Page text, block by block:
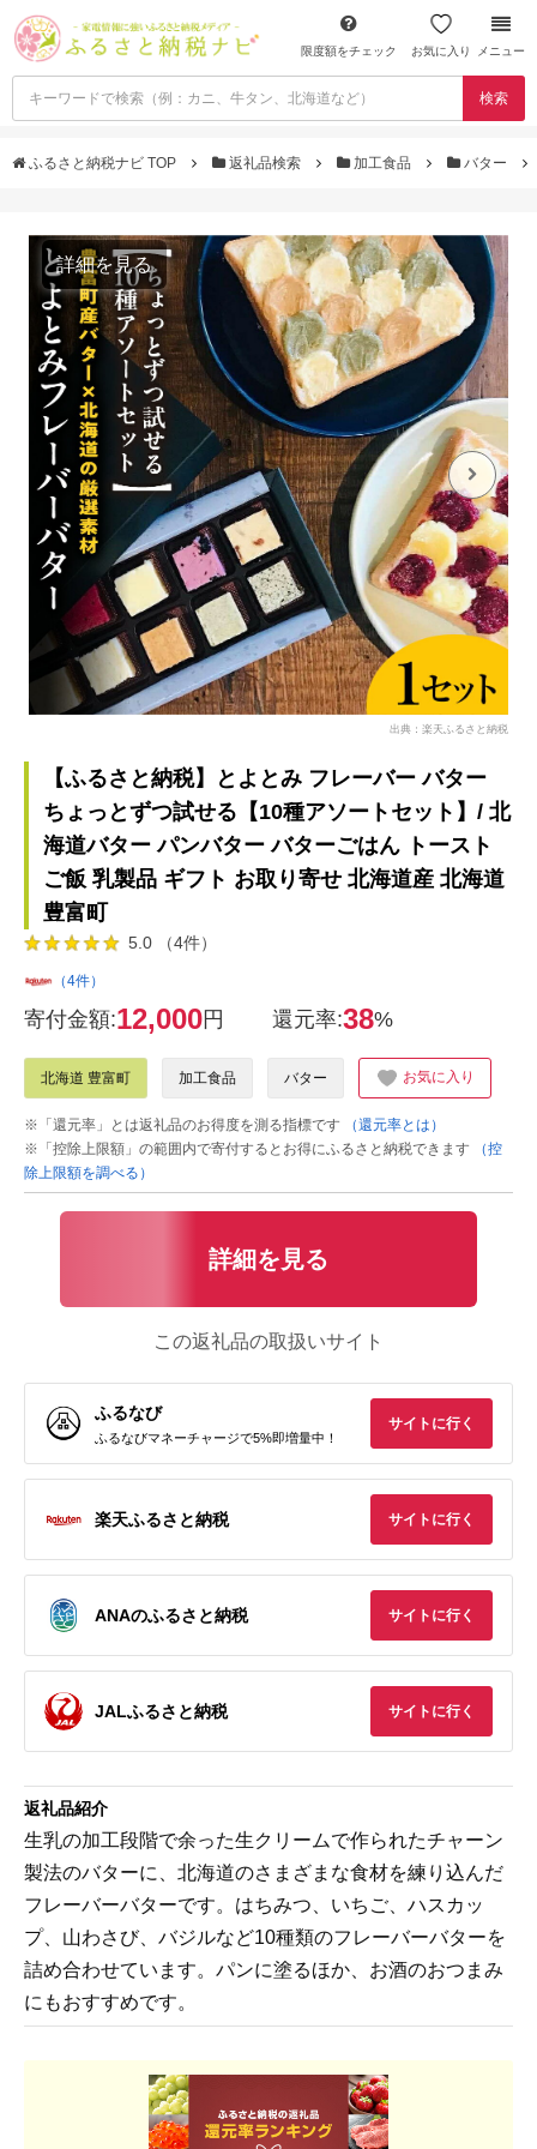
限度額をチェック お気に入り メニュー
検索
ふるさと納税ナビ TOP 返礼品検索 加工食品 バター
詳細を見る
出典：楽天ふるさと納税
【ふるさと納税】とよとみ フレーバー バター
ちょっとずつ試せる【10種アソートセット】/ 北
海道バター パンバター バターごはん トースト
ご飯 乳製品 ギフト お取り寄せ 北海道産 北海道
豊富町
5.0 （4件）
（4件）
寄付金額:12,000円 還元率:38%
北海道 豊富町 加工食品 バター お気に入り
※「還元率」とは返礼品のお得度を測る指標です
（還元率とは）
※「控除上限額」の範囲内で寄付するとお得にふるさと納税できます
（控
除上限額を調べる）
詳細を見る
この返礼品の取扱いサイト
ふるなび
ふるなびマネーチャージで5%即増量中！
サイトに行く
楽天ふるさと納税 サイトに行く
ANAのふるさと納税 サイトに行く
JALふるさと納税 サイトに行く
返礼品紹介
生乳の加工段階で余った生クリームで作られたチャーン
製法のバターに、北海道のさまざまな食材を練り込んだ
フレーバーバターです。はちみつ、いちご、ハスカッ
プ、山わさび、バジルなど10種類のフレーバーバターを
詰め合わせています。パンに塗るほか、お酒のおつまみ
にもおすすめです。